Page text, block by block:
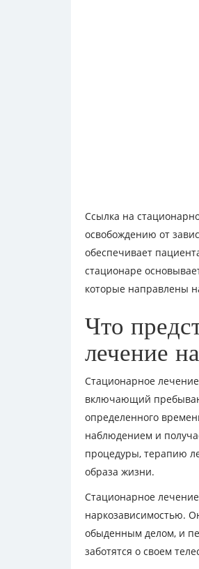
Ссылка на
освобождению от
обеспечивает
стационаре
которые направлены
Что
лечение
Стационарное
включающий
определенного
наблюдением и
процедуры, терапию
образа жизни.
Стационарное
наркозависимостью.
обыденным делом, и
заботятся о своем